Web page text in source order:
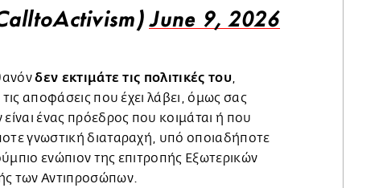
June 9, 2026
δεν εκτιμάτε τις πολιτικές του,
τις αποφάσεις που έχει λάβει, όμως σας
ένας πρόεδρος που κοιμάται ή που
γνωστική διαταραχή, υπό οποιαδήποτε
ενώπιον της επιτροπής Εξωτερικών
των Αντιπροσώπων.